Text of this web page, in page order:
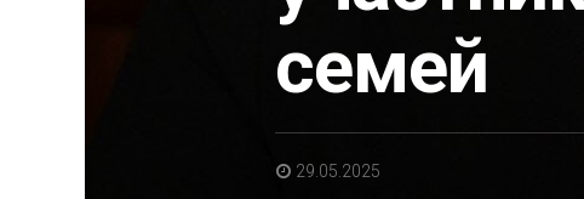
семей
29.05.2025